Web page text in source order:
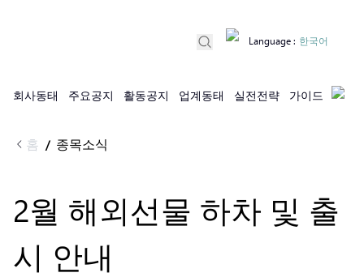
회사동태 주요공지 활동공지 업계동태 실전전략 가이드
Language : 한국어
홈 / 종목소식
2월 해외선물 하차 및 출
시 안내